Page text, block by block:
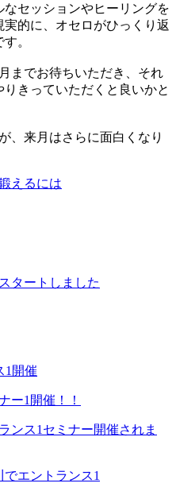
セッションやヒーリングを
的に、オセロがひっくり返
。
までお待ちいただき、それ
きっていただくと良いかと
、来月はさらに面白くなり
えるには
タートしました
1開催
ー1開催！！
ンス1セミナー開催されま
でエントランス1